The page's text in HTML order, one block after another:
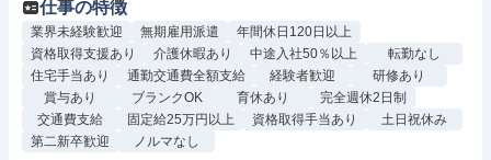
仕事の特徴
業界未経験歓迎 無期雇用派遣
年間休日120日以上
資格取得支援あり
介護休暇あり 中途入社50％以上
転勤なし
住宅手当あり
通勤交通費全額支給 経験者歓迎
研修あり
賞与あり
ブランクOK 育休あり
完全週休2日制
交通費支給
固定給25万円以上 資格取得手当あり
土日祝休み
第二新卒歓迎
ノルマなし